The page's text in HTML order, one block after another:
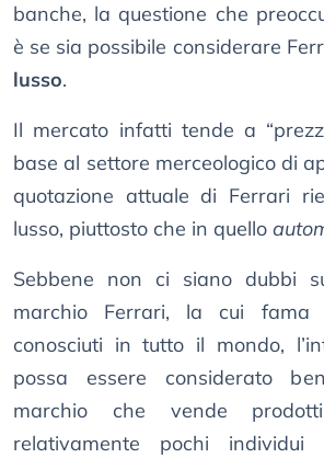
banche, la questione che
è se sia possibile considerare
lusso.
Il mercato infatti tende a
base al settore merceologico di
quotazione attuale di Ferrari
lusso, piuttosto che in quello
Sebbene non ci siano dubbi
marchio Ferrari, la cui
conosciuti in tutto il mondo,
possa essere considerato
marchio che vende
relativamente pochi